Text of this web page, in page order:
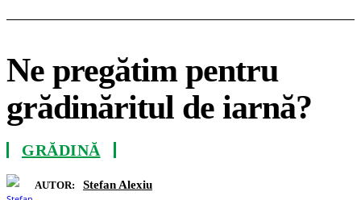
Ne pregătim pentru
grădinăritul de iarnă?
GRĂDINĂ
AUTOR: Stefan Alexiu